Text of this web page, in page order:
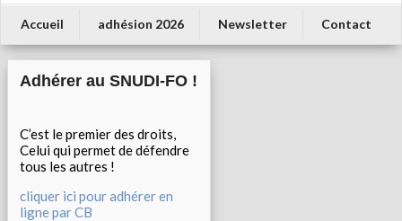
Accueil adhésion 2026 Newsletter Contact
Adhérer au SNUDI-FO !
C’est le premier des droits,
Celui qui permet de défendre
tous les autres !
cliquer ici pour adhérer en
ligne par CB